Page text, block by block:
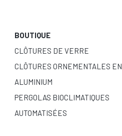
BOUTIQUE
CLÔTURES DE VERRE
CLÔTURES ORNEMENTALES EN
ALUMINIUM
PERGOLAS BIOCLIMATIQUES
AUTOMATISÉES